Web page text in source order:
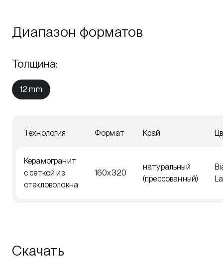
Диапазон форматов
Толщина:
12 mm
Технология Формат Край
Керамогранит
с сеткой из
стекловолокна
160x320
натуральный
(прессованный)
Скачать